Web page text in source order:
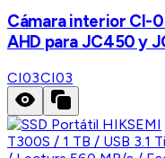
Cámara interior CI-
AHD para JC450 y
CI03CI03